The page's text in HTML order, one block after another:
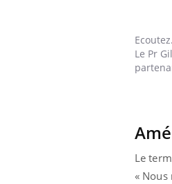
Le Pr
Le
«